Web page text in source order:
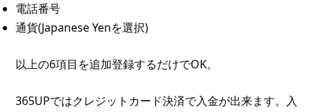
電話番号
通貨(Japanese Yenを選択)
以上の6項目を追加登録するだけでOK。
365UPではクレジットカード決済で入金が出来ます。入